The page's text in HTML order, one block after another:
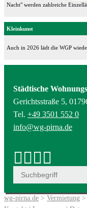
Nacht" werden zahlreiche
Kleinkunst
Auch in 2026 lädt die WGP
Städtische
Gerichtsstraße 5,
Tel. +49 3501 552 0
info@wg-pirna.de
wg-pirna.de > Vermietung >